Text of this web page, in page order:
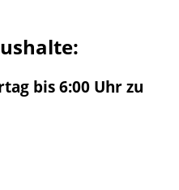
bis 6:00 Uhr zu